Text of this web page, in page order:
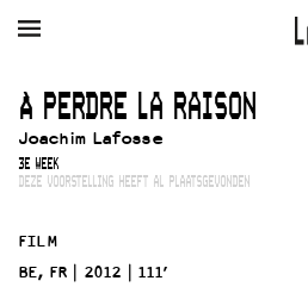
AGENDA FILM MUZIEK RESTAURANT
Winkelmandje
Zoek
Openingstijden & contact
Bereikbaarheid
À PERDRE LA RAISON
Joachim Lafosse
3E WEEK
DEZE VOORSTELLING HEEFT AL PLAATSGEVONDEN
FILM
BE, FR
2012
111’